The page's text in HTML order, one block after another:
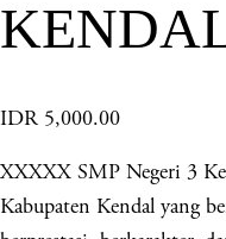
IDR 5,000.00
XXXXX SMP Negeri 3
Kabupaten Kendal yang